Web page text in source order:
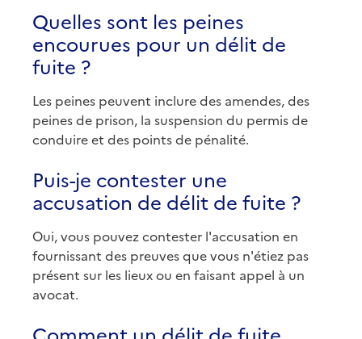
Quelles sont les peines
encourues pour un délit de
fuite ?
Les peines peuvent inclure des amendes, des
peines de prison, la suspension du permis de
conduire et des points de pénalité.
Puis-je contester une
accusation de délit de fuite ?
Oui, vous pouvez contester l'accusation en
fournissant des preuves que vous n'étiez pas
présent sur les lieux ou en faisant appel à un
avocat.